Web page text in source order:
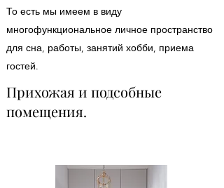
То есть мы имеем в виду
многофункциональное личное пространство
для сна, работы, занятий хобби, приема
гостей.
Прихожая и подсобные
помещения.